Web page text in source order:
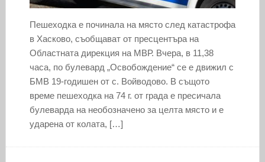
Пешеходка е починала на място след катастрофа
в Хасково, съобщават от пресцентъра на
Областната дирекция на МВР. Вчера, в 11,38
часа, по булевард „Освобождение“ се е движил с
БМВ 19-годишен от с. Войводово. В същото
време пешеходка на 74 г. от града е пресичала
булеварда на необозначено за целта място и е
ударена от колата, […]